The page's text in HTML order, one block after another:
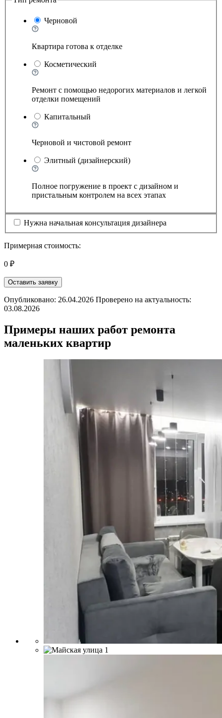
Черновой
Квартира готова к отделке
Косметический
Ремонт с помощью недорогих материалов и легкой
отделки помещений
Капитальный
Черновой и чистовой ремонт
Элитный (дизайнерский)
Полное погружение в проект с дизайном и
пристальным контролем на всех этапах
Нужна начальная консультация дизайнера
Примерная стоимость:
0 ₽
Оставить заявку
Опубликовано: 26.04.2026 Проверено на актуальность:
03.08.2026
Примеры наших работ ремонта
маленьких квартир